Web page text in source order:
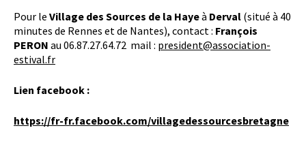
Pour le Village des Sources de la Hayeà Derval (situé à 40
minutes de Rennes et de Nantes), contact : François
PERON au 06.87.27.64.72 mail : president@association-
estival.fr
Lien facebook :
https://fr-fr.facebook.com/villagedessourcesbretagne